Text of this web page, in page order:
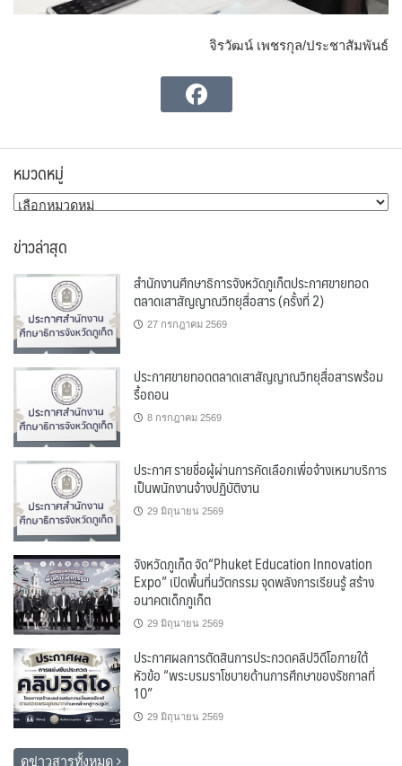
จิรวัฒน์ เพชรกุล/ประชาสัมพันธ์
หมวดหมู่
หมวด
ข่าวล่าสุด
สำนักงานศึกษาธิการจังหวัดภูเก็ตประกาศขายทอด
ตลาดเสาสัญญาณวิทยุสื่อสาร (ครั้งที่ 2)
27 กรกฎาคม 2569
ประกาศขายทอดตลาดเสาสัญญาณวิทยุสื่อสารพร้อม
รื้อถอน
8 กรกฎาคม 2569
ประกาศ รายชื่อผู้ผ่านการคัดเลือกเพื่อจ้างเหมาบริการ
เป็นพนักงานจ้างปฏิบัติงาน
29 มิถุนายน 2569
จังหวัดภูเก็ต จัด“Phuket Education Innovation
Expo” เปิดพื้นที่นวัตกรรม จุดพลังการเรียนรู้ สร้าง
อนาคตเด็กภูเก็ต
29 มิถุนายน 2569
ประกาศผลการตัดสินการประกวดคลิปวิดีโอภายใต้
หัวข้อ “พระบรมราโชบายด้านการศึกษาของรัชกาลที่
10”
29 มิถุนายน 2569
ดูข่าวสารทั้งหมด